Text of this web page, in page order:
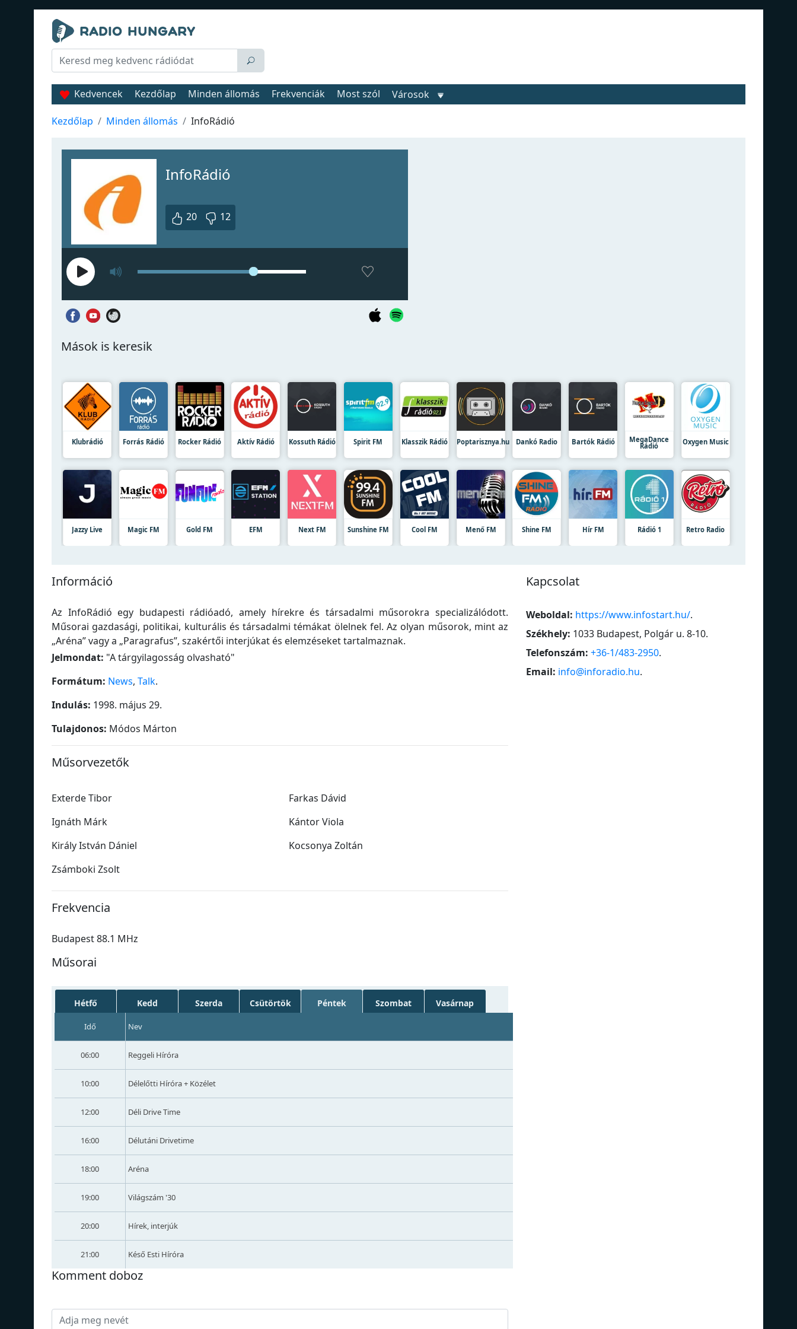
Kedvencek Kezdőlap Minden állomás Frekvenciák Most szól Városok
Kezdőlap Minden állomás InfoRádió
InfoRádió
20 12
Mások is keresik
Klubrádió Forrás Rádió Rocker Rádió Aktív Rádió Kossuth Rádió Spirit FM Klasszik Rádió Poptarisznya.hu Dankó Radio Bartók Rádió MegaDance
Rádió Oxygen Music
Jazzy Live Magic FM Gold FM EFM Next FM Sunshine FM Cool FM Menő FM Shine FM Hír FM Rádió 1 Retro Radio
Információ
Az InfoRádió egy budapesti rádióadó, amely hírekre és társadalmi műsorokra specializálódott.
Műsorai gazdasági, politikai, kulturális és társadalmi témákat ölelnek fel. Az olyan műsorok, mint az
„Aréna” vagy a „Paragrafus”, szakértői interjúkat és elemzéseket tartalmaznak.
Jelmondat: "A tárgyilagosság olvasható"
Formátum: News, Talk.
Indulás: 1998. május 29.
Tulajdonos: Módos Márton
Műsorvezetők
Exterde Tibor
Farkas Dávid
Ignáth Márk
Kántor Viola
Király István Dániel
Kocsonya Zoltán
Zsámboki Zsolt
Frekvencia
Budapest 88.1 MHz
Műsorai
Hétfő Kedd Szerda Csütörtök Péntek Szombat Vasárnap
Idő Nev
06:00 Reggeli Híróra
10:00 Délelőtti Híróra + Közélet
12:00 Déli Drive Time
16:00 Délutáni Drivetime
18:00 Aréna
19:00 Világszám '30
20:00 Hírek, interjúk
21:00 Késő Esti Híróra
Kapcsolat
Weboldal: https://www.infostart.hu/.
Székhely: 1033 Budapest, Polgár u. 8-10.
Telefonszám: +36-1/483-2950.
Email: info@inforadio.hu.
Komment doboz